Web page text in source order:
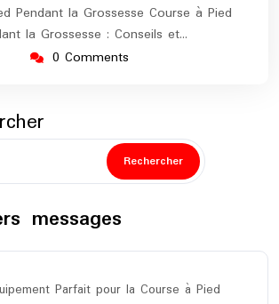
Pendant la Grossesse Course à Pied
la Grossesse : Conseils et…
0 Comments
Rechercher
messages
Parfait pour la Course à Pied